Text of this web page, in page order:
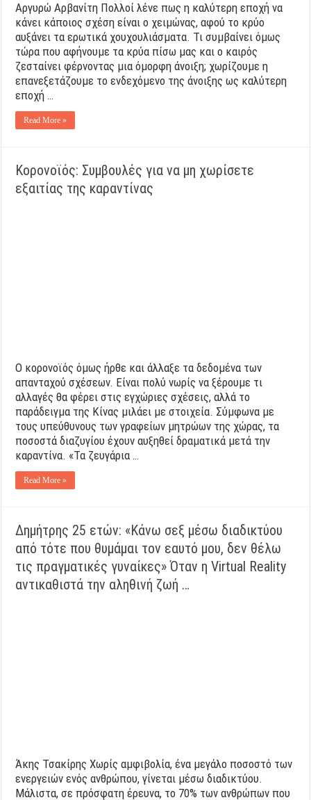
Αργυρώ Αρβανίτη Πολλοί λένε πως η καλύτερη εποχή να
κάνει κάποιος σχέση είναι ο χειμώνας, αφού το κρύο
αυξάνει τα ερωτικά χουχουλιάσματα. Τι συμβαίνει όμως
τώρα που αφήνουμε τα κρύα πίσω μας και ο καιρός
ζεσταίνει φέρνοντας μια όμορφη άνοιξη; χωρίζουμε η
επανεξετάζουμε το ενδεχόμενο της άνοιξης ως καλύτερη
εποχή …
Read More »
Κορονοϊός: Συμβουλές για να μη χωρίσετε
εξαιτίας της καραντίνας
Ο κορονοϊός όμως ήρθε και άλλαξε τα δεδομένα των
απανταχού σχέσεων. Είναι πολύ νωρίς να ξέρουμε τι
αλλαγές θα φέρει στις εγχώριες σχέσεις, αλλά το
παράδειγμα της Κίνας μιλάει με στοιχεία. Σύμφωνα με
τους υπεύθυνους των γραφείων μητρώων της χώρας, τα
ποσοστά διαζυγίου έχουν αυξηθεί δραματικά μετά την
καραντίνα. «Τα ζευγάρια …
Read More »
Δημήτρης 25 ετών: «Κάνω σεξ μέσω διαδικτύου
από τότε που θυμάμαι τον εαυτό μου, δεν θέλω
τις πραγματικές γυναίκες» Όταν η Virtual Reality
αντικαθιστά την αληθινή ζωή …
Άκης Τσακίρης Χωρίς αμφιβολία, ένα μεγάλο ποσοστό των
ενεργειών ενός ανθρώπου, γίνεται μέσω διαδικτύου.
Μάλιστα, σε πρόσφατη έρευνα, το 70% των ανθρώπων που